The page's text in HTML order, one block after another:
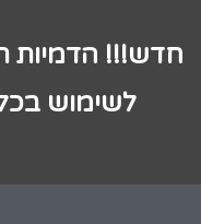
חדש!!! הדמיות
לשימוש